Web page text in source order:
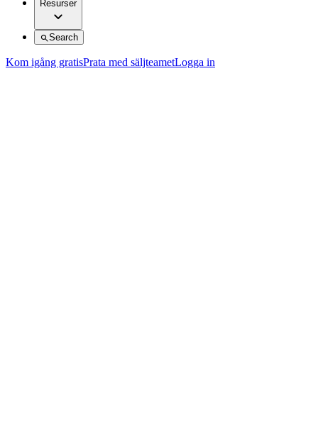
Resurser
Search
Kom igång gratisPrata med säljteametLogga in